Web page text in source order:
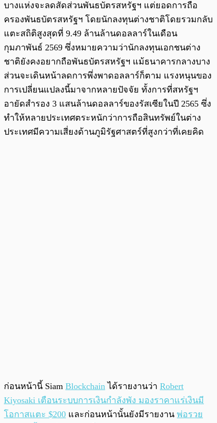
บางแห่งจะลดสัดส่วนพันธบัตรสหรัฐฯ แต่ยอดการถือ
ครองพันธบัตรสหรัฐฯ โดยนักลงทุนต่างชาติโดยรวมกลับ
แตะสถิติสูงสุดที่ 9.49 ล้านล้านดอลลาร์ในเดือน
กุมภาพันธ์ 2569 ซึ่งหมายความว่านักลงทุนเอกชนต่าง
ชาติยังคงอยากถือพันธบัตรสหรัฐฯ แม้ธนาคารกลางบาง
ส่วนจะเดินหน้าลดการพึ่งพาดอลลาร์ก็ตาม แรงหนุนของ
การเปลี่ยนแปลงนี้มาจากหลายปัจจัย ทั้งการที่สหรัฐฯ
อายัดสำรอง 3 แสนล้านดอลลาร์ของรัสเซียในปี 2565 ซึ่ง
ทำให้หลายประเทศตระหนักว่าการถือสินทรัพย์ในต่าง
ประเทศมีความเสี่ยงด้านภูมิรัฐศาสตร์ที่สูงกว่าที่เคยคิด
ก่อนหน้านี้ Siam Blockchain ได้รายงานว่า Robert
Kiyosaki เตือนระบบการเงินกำลังพัง มองราคาแร่เงินมี
โอกาสแตะ $200 และก่อนหน้านั้นยังมีรายงาน พ่อรวย